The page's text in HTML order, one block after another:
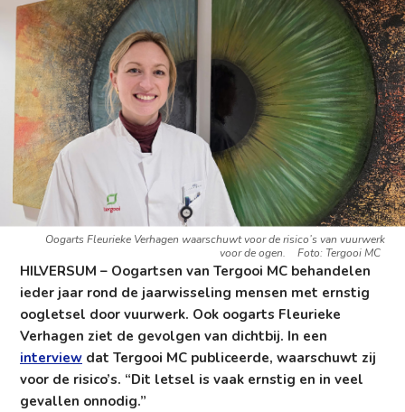
Oogarts Fleurieke Verhagen waarschuwt voor de risico’s van vuurwerk
voor de ogen.
Foto: Tergooi MC
HILVERSUM – Oogartsen van Tergooi MC behandelen
ieder jaar rond de jaarwisseling mensen met ernstig
oogletsel door vuurwerk. Ook oogarts Fleurieke
Verhagen ziet de gevolgen van dichtbij. In een
interview dat Tergooi MC publiceerde, waarschuwt zij
voor de risico’s. “Dit letsel is vaak ernstig en in veel
gevallen onnodig.”